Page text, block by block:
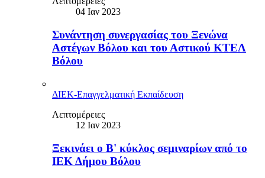
04 Ιαν 2023
Συνάντηση συνεργασίας του Ξενώνα
Αστέγων Βόλου και του Αστικού ΚΤΕΛ
Βόλου
ΔΙΕΚ-Επαγγελματική Εκπαίδευση
Λεπτομέρειες
12 Ιαν 2023
Ξεκινάει ο B' κύκλος σεμιναρίων από το
ΙΕΚ Δήμου Βόλου